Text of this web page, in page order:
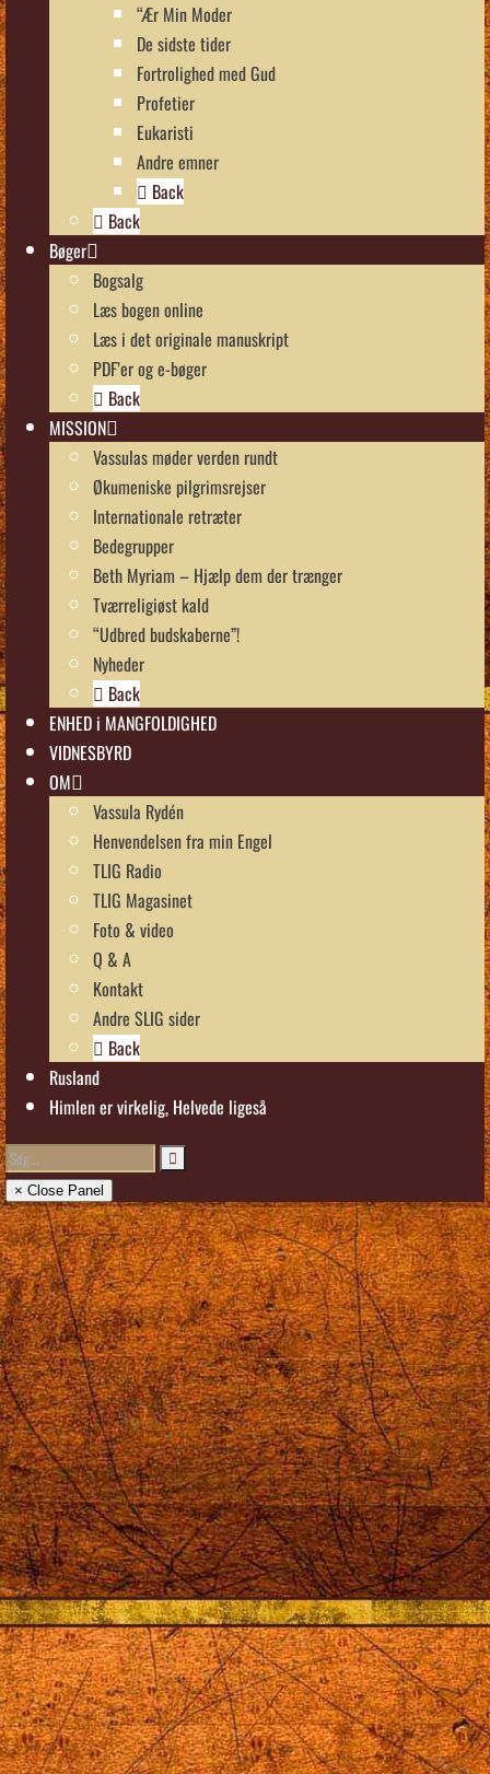
“Ær Min Moder
De sidste tider
Fortrolighed med Gud
Profetier
Eukaristi
Andre emner
Back
Back
Bøger
Bogsalg
Læs bogen online
Læs i det originale manuskript
PDF’er og e-bøger
Back
MISSION
Vassulas møder verden rundt
Økumeniske pilgrimsrejser
Internationale retræter
Bedegrupper
Beth Myriam – Hjælp dem der trænger
Tværreligiøst kald
“Udbred budskaberne”!
Nyheder
Back
ENHED i MANGFOLDIGHED
VIDNESBYRD
OM
Vassula Rydén
Henvendelsen fra min Engel
TLIG Radio
TLIG Magasinet
Foto & video
Q & A
Kontakt
Andre SLIG sider
Back
Rusland
Himlen er virkelig, Helvede ligeså
× Close Panel